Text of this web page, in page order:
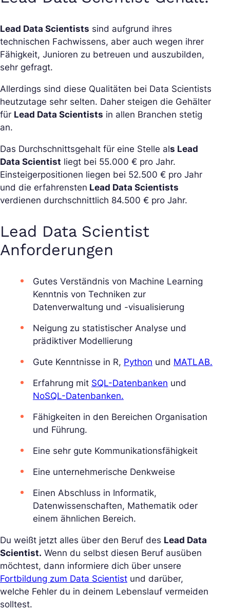
Lead Data Scientists sind aufgrund ihres
technischen Fachwissens, aber auch wegen ihrer
Fähigkeit, Junioren zu betreuen und auszubilden,
sehr gefragt.
Allerdings sind diese Qualitäten bei Data Scientists
heutzutage sehr selten. Daher steigen die Gehälter
für Lead Data Scientists in allen Branchen stetig
an.
Das Durchschnittsgehalt für eine Stelle als Lead
Data Scientist liegt bei 55.000 € pro Jahr.
Einsteigerpositionen liegen bei 52.500 € pro Jahr
und die erfahrensten Lead Data Scientists
verdienen durchschnittlich 84.500 € pro Jahr.
Lead Data Scientist
Anforderungen
Gutes Verständnis von Machine Learning
Kenntnis von Techniken zur
Datenverwaltung und -visualisierung
Neigung zu statistischer Analyse und
prädiktiver Modellierung
Gute Kenntnisse in R, Python und MATLAB.
Erfahrung mit SQL-Datenbanken und
NoSQL-Datenbanken.
Fähigkeiten in den Bereichen Organisation
und Führung.
Eine sehr gute Kommunikationsfähigkeit
Eine unternehmerische Denkweise
Einen Abschluss in Informatik,
Datenwissenschaften, Mathematik oder
einem ähnlichen Bereich.
Du weißt jetzt alles über den Beruf des Lead Data
Scientist. Wenn du selbst diesen Beruf ausüben
möchtest, dann informiere dich über unsere
Fortbildung zum Data Scientist und darüber,
welche Fehler du in deinem Lebenslauf vermeiden
solltest.